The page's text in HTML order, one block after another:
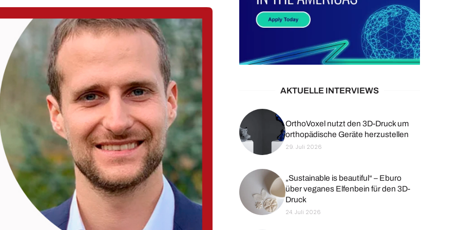
Business
Interviews
Rankings
AKTUELLE INTERVIEWS
OrthoVoxel nutzt den 3D-Druck um
orthopädische Geräte herzustellen
29. Juli 2026
„Sustainable is beautiful“ – Eburo
über veganes Elfenbein für den 3D-
Druck
24. Juli 2026